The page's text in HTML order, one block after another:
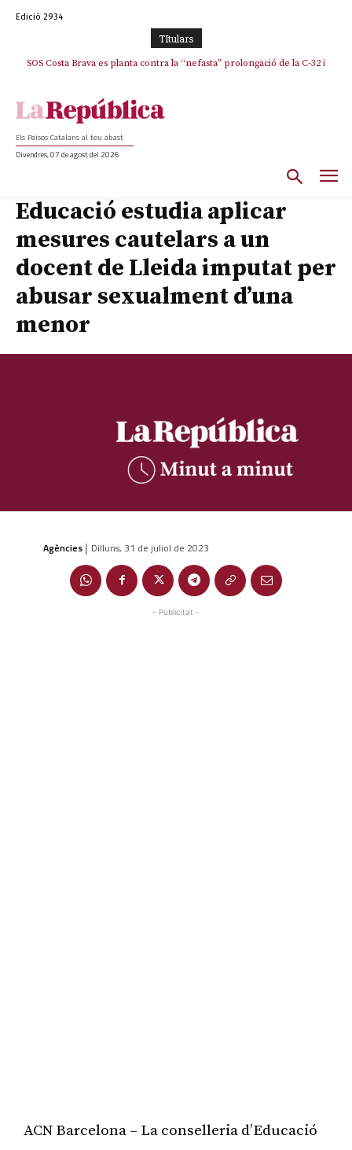
Edició 2934
TItulars
SOS Costa Brava es planta contra la “nefasta” prolongació de la C-32 i
Els Països Catalans al teu abast
Divendres, 07 de agost del 2026
Educació estudia aplicar
mesures cautelars a un
docent de Lleida imputat per
abusar sexualment d’una
menor
Agències | Dilluns, 31 de juliol de 2023
- Publicitat -
ACN Barcelona – La conselleria d’Educació